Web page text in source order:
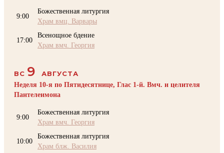
КОНТАКТЫ
Помочь Подворью
9:00
Божественная литургия
Храм вмц. Варвары
17:00
Всенощное бдение
Храм вмч. Георгия
ВС 9
АВГУСТА
Неделя 10-я по Пятидесятнице, Глас 1-й. Вмч. и целителя
Пантелеимона
9:00
Божественная литургия
Храм вмч. Георгия
10:00
Божественная литургия
Храм блж. Василия